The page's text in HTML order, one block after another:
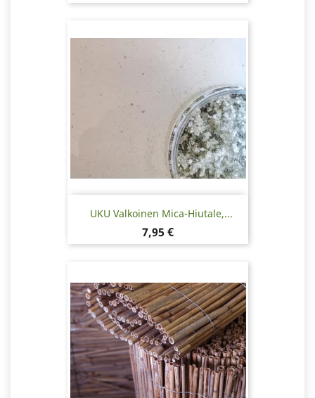
UKU Valkoinen Mica-Hiutale,...
Hinta
7,95 €